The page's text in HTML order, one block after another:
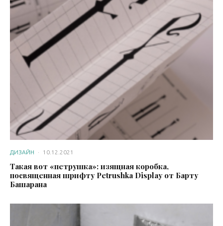
ДИЗАЙН · 10.12.2021
Такая вот «петрушка»: изящная коробка,
посвященная шрифту Petrushka Display от Барту
Башарана